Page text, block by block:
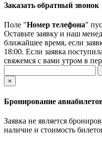
Заказать обратный звонок
Поле "Номер телефона"
Оставьте заявку и наш
ближайшее время, если
18:00. Если заявка
свяжемся с вами утром в
×
Бронирование
Заявка не является
наличие и стоимость